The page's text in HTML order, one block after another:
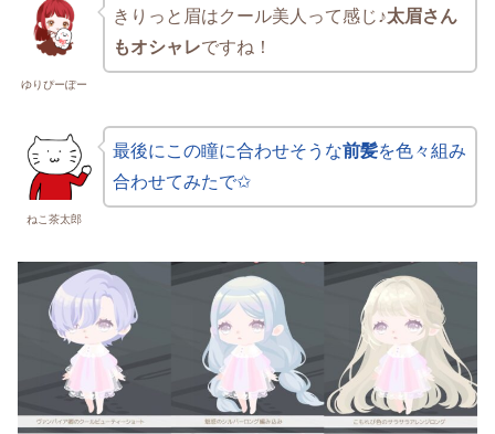
ゆりぴーぽー
きりっと眉はクール美人って感じ♪太眉さん
もオシャレですね！
ねこ茶太郎
最後にこの瞳に合わせそうな前髪を色々組み
合わせてみたで✩